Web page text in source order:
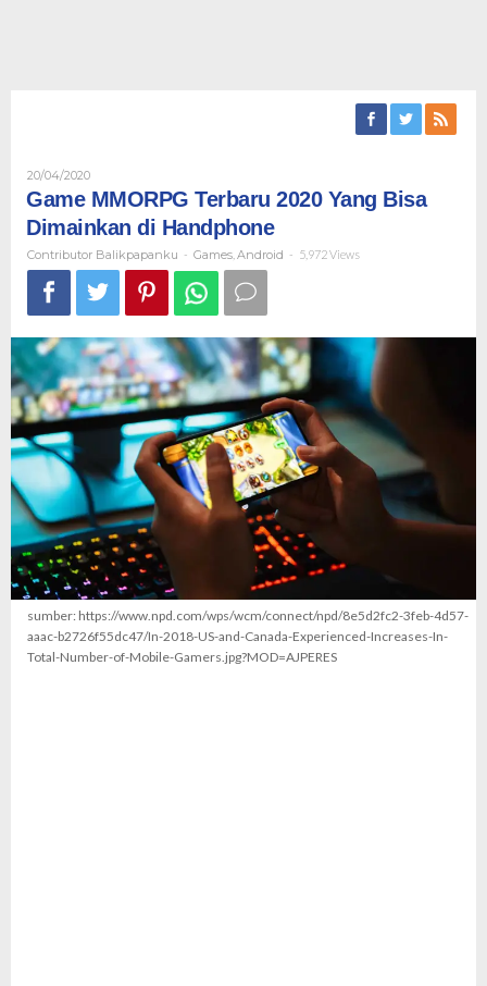
20/04/2020Oleh
Contributor
Balikpapanku
Game MMORPG Terbaru 2020 Yang Bisa
Dimainkan di Handphone
Contributor Balikpapanku - Games Android - 5,972 Views
sumber: https://www.npd.com/wps/wcm/connect/npd/8e5d2fc2-3feb-4d57-
aaac-b2726f55dc47/In-2018-US-and-Canada-Experienced-Increases-In-
Total-Number-of-Mobile-Gamers.jpg?MOD=AJPERES